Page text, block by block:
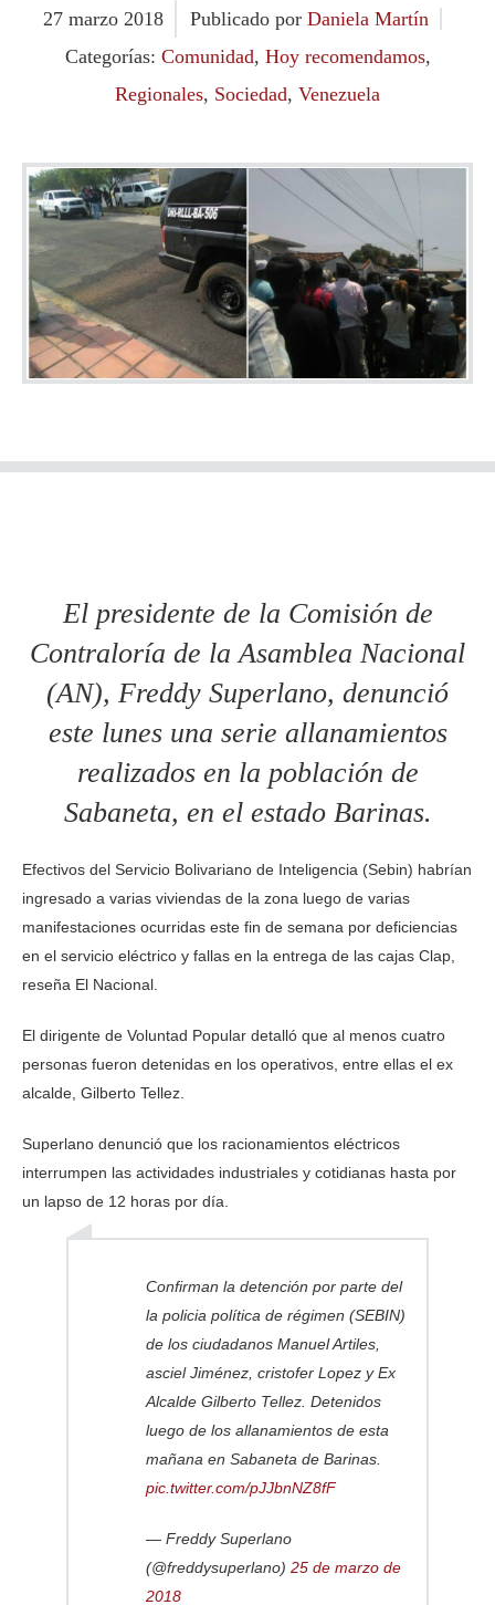
27 marzo 2018 Publicado por Daniela Martín
Categorías: Comunidad, Hoy recomendamos,
Regionales, Sociedad, Venezuela
El presidente de la Comisión de
Contraloría de la Asamblea Nacional
(AN), Freddy Superlano, denunció
este lunes una serie allanamientos
realizados en la población de
Sabaneta, en el estado Barinas.
Efectivos del Servicio Bolivariano de Inteligencia (Sebin) habrían
ingresado a varias viviendas de la zona luego de varias
manifestaciones ocurridas este fin de semana por deficiencias
en el servicio eléctrico y fallas en la entrega de las cajas Clap,
reseña El Nacional.
El dirigente de Voluntad Popular detalló que al menos cuatro
personas fueron detenidas en los operativos, entre ellas el ex
alcalde, Gilberto Tellez.
Superlano denunció que los racionamientos eléctricos
interrumpen las actividades industriales y cotidianas hasta por
un lapso de 12 horas por día.
Confirman la detención por parte del
la policia política de régimen (SEBIN)
de los ciudadanos Manuel Artiles,
asciel Jiménez, cristofer Lopez y Ex
Alcalde Gilberto Tellez. Detenidos
luego de los allanamientos de esta
mañana en Sabaneta de Barinas.
pic.twitter.com/pJJbnNZ8fF
— Freddy Superlano
(@freddysuperlano) 25 de marzo de
2018